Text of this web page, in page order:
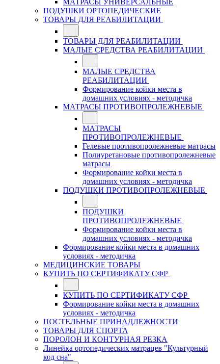
МАТРАСЫ УНИВЕРСАЛЬНЫЕ
ПОДУШКИ ОРТОПЕДИЧЕСКИЕ
ТОВАРЫ ДЛЯ РЕАБИЛИТАЦИИ
ТОВАРЫ ДЛЯ РЕАБИЛИТАЦИИ
МАЛЫЕ СРЕДСТВА РЕАБИЛИТАЦИИ
МАЛЫЕ СРЕДСТВА
РЕАБИЛИТАЦИИ
Формирование койки места в
домашних условиях - методичка
МАТРАСЫ ПРОТИВОПРОЛЕЖНЕВЫЕ
МАТРАСЫ
ПРОТИВОПРОЛЕЖНЕВЫЕ
Гелевые противопролежневые матрасы
Полиуретановые противопролежневые
матрасы
Формирование койки места в
домашних условиях - методичка
ПОДУШКИ ПРОТИВОПРОЛЕЖНЕВЫЕ
ПОДУШКИ
ПРОТИВОПРОЛЕЖНЕВЫЕ
Формирование койки места в
домашних условиях - методичка
Формирование койки места в домашних
условиях - методичка
МЕДИЦИНСКИЕ ТОВАРЫ
КУПИТЬ ПО СЕРТИФИКАТУ СФР
КУПИТЬ ПО СЕРТИФИКАТУ СФР
Формирование койки места в домашних
условиях - методичка
ПОСТЕЛЬНЫЕ ПРИНАДЛЕЖНОСТИ
ТОВАРЫ ДЛЯ СПОРТА
ПОРОЛОН И КОНТУРНАЯ РЕЗКА
Линейка ортопедических матрацев "Культурный
код сна"